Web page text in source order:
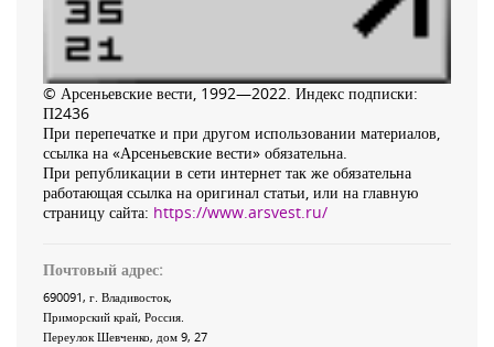
© Арсеньевские вести, 1992—2022. Индекс подписки:
П2436
При перепечатке и при другом использовании материалов,
ссылка на «Арсеньевские вести» обязательна.
При републикации в сети интернет так же обязательна
работающая ссылка на оригинал статьи, или на главную
страницу сайта: https://www.arsvest.ru/
Почтовый адрес:
690091, г. Владивосток,
Приморский край, Россия
Переулок Шевченко, дом 9, 27